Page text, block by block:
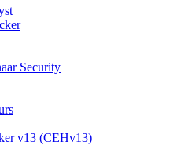
Security
v13 (CEHv13)